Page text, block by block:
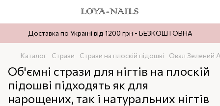
Доставка по Україні від 1200 грн - БЕЗКОШТОВНА
Каталог Стрази Стрази на плоскій підошві Овал Зелений
Об'ємні стрази для нігтів на плоскій
підошві підходять як для
нарощених, так і натуральних нігтів